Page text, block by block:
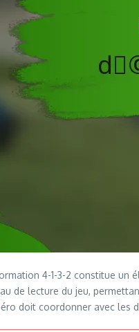
4-1-3-2 constitue un
de lecture du jeu,
doit coordonner avec les